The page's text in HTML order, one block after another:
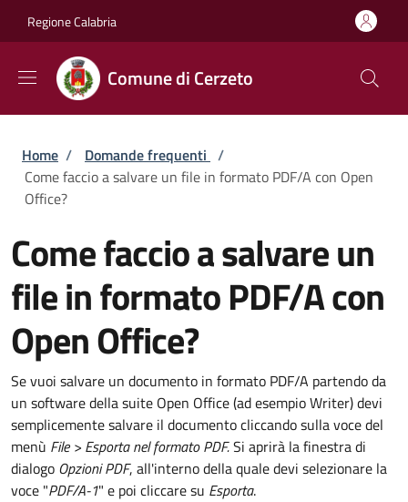
Regione Calabria
Comune di Cerzeto
Briciole di pane
Home / Domande frequenti /
Come faccio a salvare un file in formato PDF/A con Open
Office?
Come faccio a salvare un
file in formato PDF/A con
Open Office?
Se vuoi salvare un documento in formato PDF/A partendo da
un software della suite Open Office (ad esempio Writer) devi
semplicemente salvare il documento cliccando sulla voce del
menù File > Esporta nel formato PDF.Si aprirà la finestra di
dialogo Opzioni PDF, all'interno della quale devi selezionare la
voce "PDF/A-1" e poi cliccare su Esporta.